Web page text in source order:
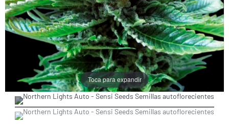
Toca para expandir